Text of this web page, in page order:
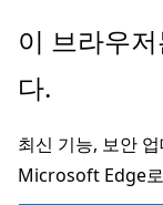
주
콘
츠
로
이 브라우
다.
최신 기능, 보안
Microsoft Edge